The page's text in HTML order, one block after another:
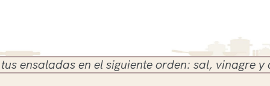
en el siguiente orden: sal, vinagre y